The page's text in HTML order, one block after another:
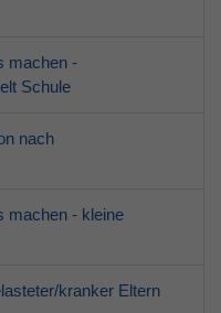
machen -
Schule
nach
machen - kleine
kranker Eltern